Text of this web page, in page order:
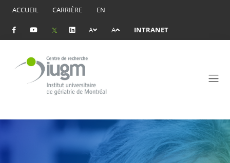
ACCUEIL CARRIÈRE EN
A A INTRANET